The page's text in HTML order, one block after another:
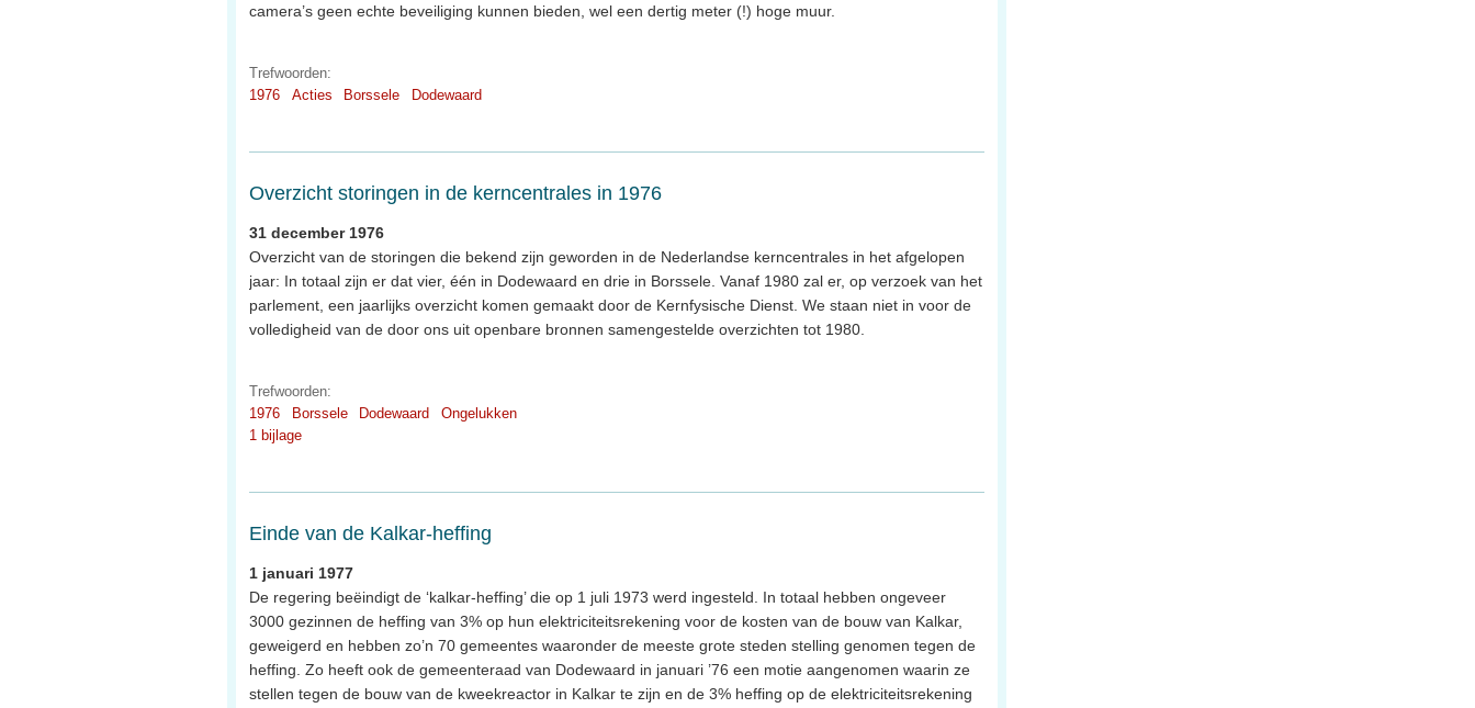
camera’s geen echte beveiliging kunnen bieden, wel een dertig meter (!) hoge muur.
Trefwoorden:
1976
Acties Borssele Dodewaard
Overzicht storingen in de kerncentrales in 1976
31 december 1976
Overzicht van de storingen die bekend zijn geworden in de Nederlandse kerncentrales in het afgelopen
jaar: In totaal zijn er dat vier, één in Dodewaard en drie in Borssele. Vanaf 1980 zal er, op verzoek van het
parlement, een jaarlijks overzicht komen gemaakt door de Kernfysische Dienst. We staan niet in voor de
volledigheid van de door ons uit openbare bronnen samengestelde overzichten tot 1980.
Trefwoorden:
1976
Borssele Dodewaard
Ongelukken
1 bijlage
Einde van de Kalkar-heffing
1 januari 1977
De regering beëindigt de ‘kalkar-heffing’ die op 1 juli 1973 werd ingesteld. In totaal hebben ongeveer
3000 gezinnen de heffing van 3% op hun elektriciteitsrekening voor de kosten van de bouw van Kalkar,
geweigerd en hebben zo’n 70 gemeentes waaronder de meeste grote steden stelling genomen tegen de
heffing. Zo heeft ook de gemeenteraad van Dodewaard in januari ’76 een motie aangenomen waarin ze
stellen tegen de bouw van de kweekreactor in Kalkar te zijn en de 3% heffing op de elektriciteitsrekening